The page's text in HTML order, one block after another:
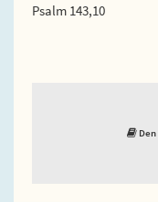
Psalm 143,10